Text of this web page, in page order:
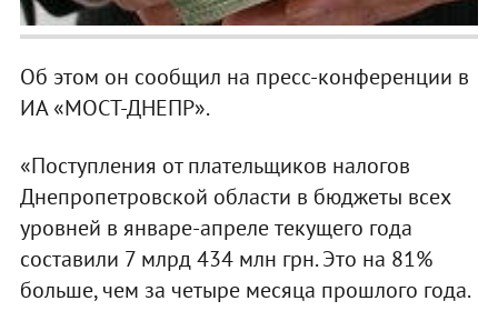
Об этом он сообщил на пресс-конференции в
ИА «МОСТ-ДНЕПР».
«Поступления от плательщиков налогов
Днепропетровской области в бюджеты всех
уровней в январе-апреле текущего года
составили 7 млрд 434 млн грн. Это на 81%
больше, чем за четыре месяца прошлого года.